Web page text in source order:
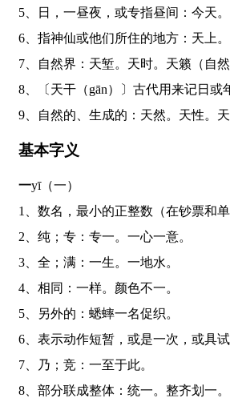
5、日，一昼夜，或专指昼间：今天。
6、指神仙或他们所住的地方：天上
7、自然界：天堑。天时。天籁（
8、〔天干（gān）〕古代用来记
9、自然的、生成的：天然。天性
基本字义
一yī（一）
1、数名，最小的正整数（在钞票和
2、纯；专：专一。一心一意。
3、全；满：一生。一地水。
4、相同：一样。颜色不一。
5、另外的：蟋蟀一名促织。
6、表示动作短暂，或是一次，或具
7、乃；竞：一至于此。
8、部分联成整体：统一。整齐划一。